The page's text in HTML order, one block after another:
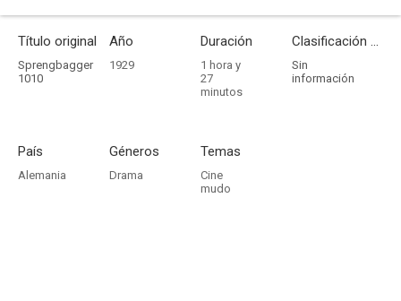
Título original
Sprengbagger
1010
Año
1929
Duración
1 hora y
27
minutos
Clasificación por edades
Sin
información
País
Alemania
Géneros
Drama
Temas
Cine
mudo